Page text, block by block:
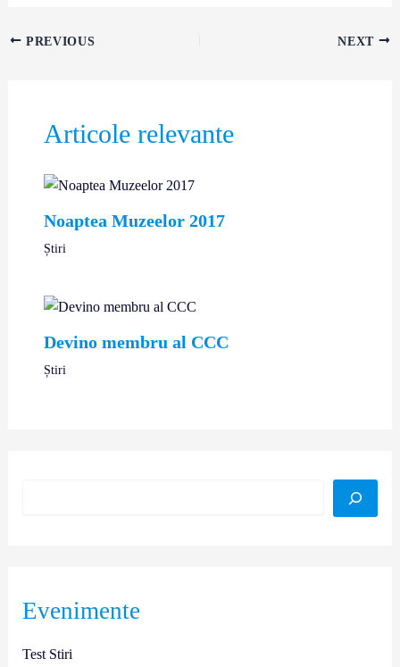
PREVIOUS NEXT
Articole relevante
Noaptea Muzeelor 2017
Știri
Devino membru al CCC
Știri
Evenimente
Test Stiri